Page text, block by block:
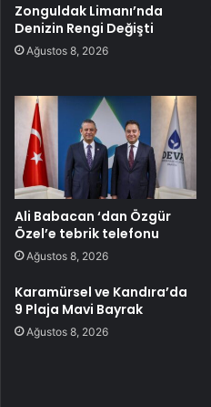
Zonguldak Limanı’nda
Denizin Rengi Değişti
Ağustos 8, 2026
Ali Babacan ‘dan Özgür
Özel’e tebrik telefonu
Ağustos 8, 2026
Karamürsel ve Kandıra’da
9 Plaja Mavi Bayrak
Ağustos 8, 2026